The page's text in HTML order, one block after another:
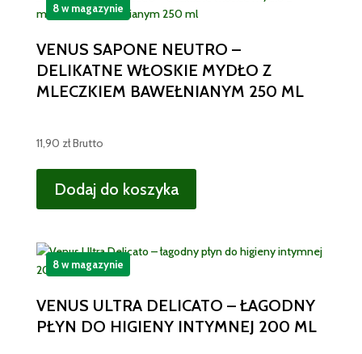
VENUS SAPONE NEUTRO –
DELIKATNE WŁOSKIE MYDŁO Z
MLECZKIEM BAWEŁNIANYM 250 ML
11,90 złBrutto
Dodaj do koszyka
8 w magazynie
VENUS ULTRA DELICATO – ŁAGODNY
PŁYN DO HIGIENY INTYMNEJ 200 ML
8 w magazynie